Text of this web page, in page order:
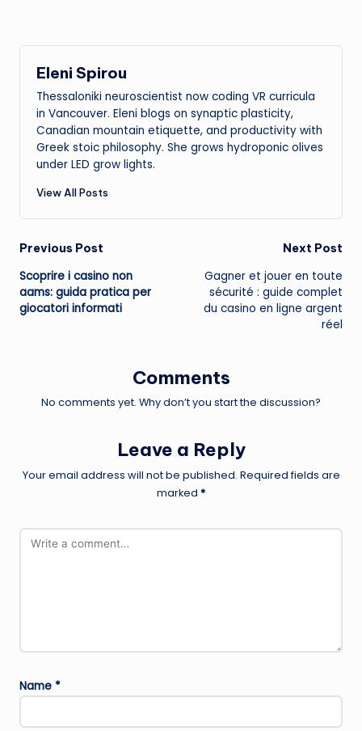
Eleni Spirou
Thessaloniki neuroscientist now coding VR curricula
in Vancouver. Eleni blogs on synaptic plasticity,
Canadian mountain etiquette, and productivity with
Greek stoic philosophy. She grows hydroponic olives
under LED grow lights.
View All Posts
Post
navigation
Previous Post
Scoprire i casino non
aams: guida pratica per
giocatori informati
Next Post
Gagner et jouer en toute
sécurité : guide complet
du casino en ligne argent
réel
Comments
No comments yet. Why don’t you start the discussion?
Leave a Reply
Your email address will not be published. Required fields are
marked *
Name *